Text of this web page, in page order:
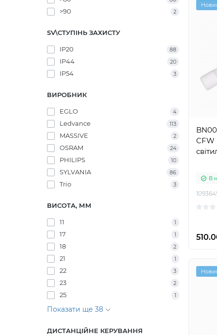
>90 2
SV\СТУПІНЬ ЗАХИСТУ
IP20 88
IP44 20
IP54 3
ВИРОБНИК
EGLO 4
Ledvance 113
MASSIVE 2
OSRAM 24
PHILIPS 10
SYLVANIA 86
Trio 3
ВИСОТА, ММ
11 1
17 1
18 2
21 1
22 3
23 2
25 1
Показати ще 38
ДИСТАНЦІЙНЕ КЕРУВАННЯ
CFW
В